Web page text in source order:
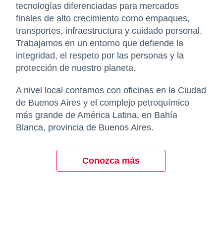
tecnologías diferenciadas para mercados
finales de alto crecimiento como empaques,
transportes, infraestructura y cuidado personal.
Trabajamos en un entorno que defiende la
integridad, el respeto por las personas y la
protección de nuestro planeta.
A nivel local contamos con oficinas en la Ciudad
de Buenos Aires y el complejo petroquímico
más grande de América Latina, en Bahía
Blanca, provincia de Buenos Aires.
Conozca más